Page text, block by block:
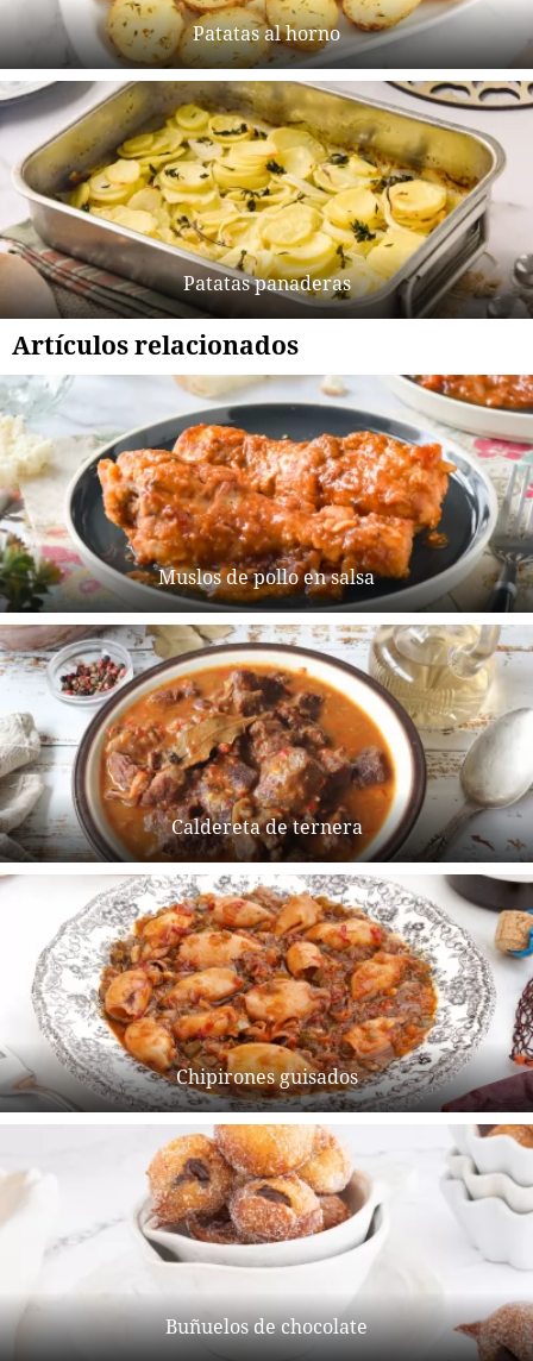
Patatas al horno
Patatas panaderas
Artículos relacionados
Muslos de pollo en salsa
Caldereta de ternera
Chipirones guisados
Buñuelos de chocolate